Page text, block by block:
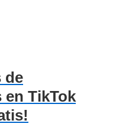
de
en TikTok